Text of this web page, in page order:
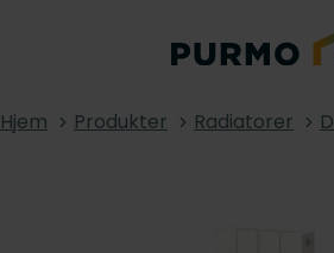
Hjem Produkter Radiatorer